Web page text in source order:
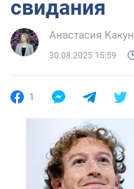
свидания
Анастасия Какун
30.08.2025 15:59
1